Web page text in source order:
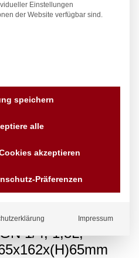
1/4, HENDI,
1/4, 1,8L,
Einstellungen
der Website verfügbar sind.
Gruppen, für die eine
speichern
alle
akzeptieren
Präferenzen
Impressum